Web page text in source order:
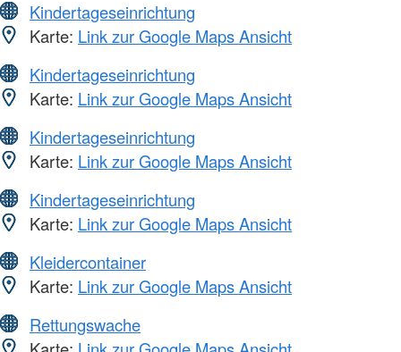
Kindertageseinrichtung
Karte: Link zur Google Maps Ansicht
Kindertageseinrichtung
Karte: Link zur Google Maps Ansicht
Kindertageseinrichtung
Karte: Link zur Google Maps Ansicht
Kindertageseinrichtung
Karte: Link zur Google Maps Ansicht
Kleidercontainer
Karte: Link zur Google Maps Ansicht
Rettungswache